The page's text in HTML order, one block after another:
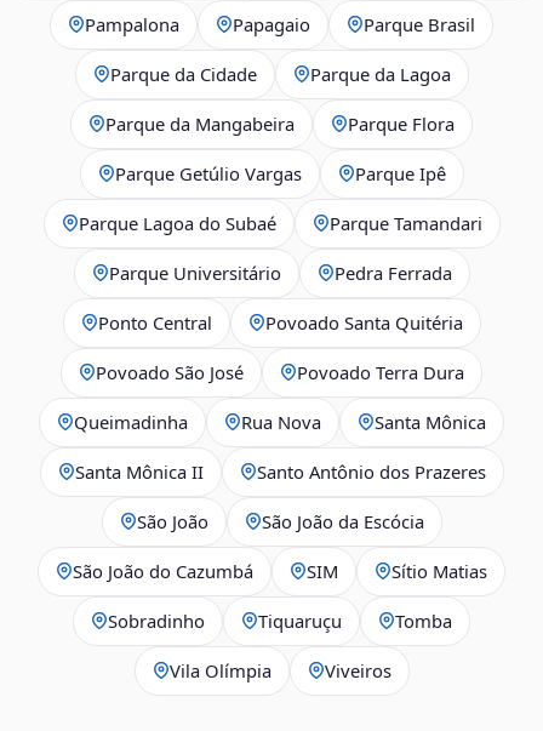
Pampalona Papagaio Parque Brasil
Parque da Cidade Parque da Lagoa
Parque da Mangabeira Parque Flora
Parque Getúlio Vargas Parque Ipê
Parque Lagoa do Subaé Parque Tamandari
Parque Universitário Pedra Ferrada
Ponto Central Povoado Santa Quitéria
Povoado São José Povoado Terra Dura
Queimadinha Rua Nova Santa Mônica
Santa Mônica II Santo Antônio dos Prazeres
São João São João da Escócia
São João do Cazumbá SIM Sítio Matias
Sobradinho Tiquaruçu Tomba
Vila Olímpia Viveiros